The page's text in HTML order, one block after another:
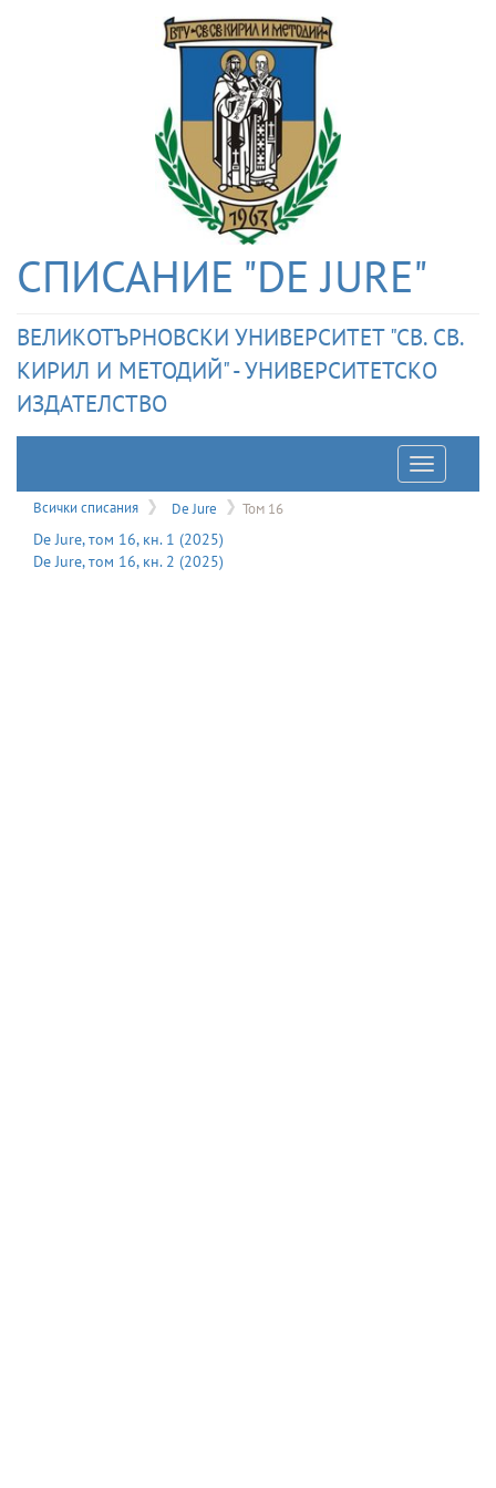
СПИСАНИЕ "DE JURE"
ВЕЛИКОТЪРНОВСКИ УНИВЕРСИТЕТ "СВ. СВ.
КИРИЛ И МЕТОДИЙ" - УНИВЕРСИТЕТСКО
ИЗДАТЕЛСТВО
Отваряне
на
Всички списания De Jure Том 16
De Jure, том 16, кн. 1 (2025)
De Jure, том 16, кн. 2 (2025)